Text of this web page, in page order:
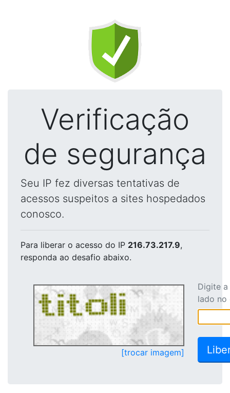
Verificação
de segurança
Seu IP fez diversas tentativas de
acessos suspeitos a sites hospedados
conosco.
Para liberar o acesso do IP 216.73.217.9,
responda ao desafio abaixo.
[trocar imagem]
Digite
lado no